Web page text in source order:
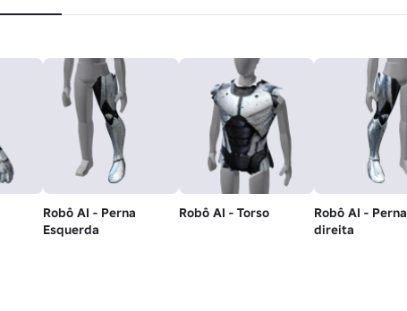
Robô AI - Perna
Esquerda
Robô AI - Torso
Robô AI - Perna
direita